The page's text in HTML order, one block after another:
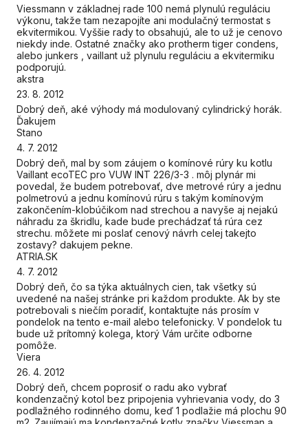
Viessmann v základnej rade 100 nemá plynulú reguláciu
výkonu, takže tam nezapojíte ani modulačný termostat s
ekvitermikou. Vyššie rady to obsahujú, ale to už je cenovo
niekdy inde. Ostatné značky ako protherm tiger condens,
alebo junkers , vaillant už plynulu reguláciu a ekvitermiku
podporujú.
akstra
23. 8. 2012
Dobrý deň, aké výhody má modulovaný cylindrický horák.
Ďakujem
Stano
4. 7. 2012
Dobrý deň, mal by som záujem o komínové rúry ku kotlu
Vaillant ecoTEC pro VUW INT 226/3-3 . môj plynár mi
povedal, že budem potrebovať, dve metrové rúry a jednu
polmetrovú a jednu komínovú rúru s takým komínovým
zakončením-klobúčikom nad strechou a navyše aj nejakú
náhradu za škridlu, kade bude prechádzať tá rúra cez
strechu. môžete mi poslať cenový návrh celej takejto
zostavy? dakujem pekne.
ATRIA.SK
4. 7. 2012
Dobrý deň, čo sa týka aktuálnych cien, tak všetky sú
uvedené na našej stránke pri každom produkte. Ak by ste
potrebovali s niečím poradiť, kontaktujte nás prosím v
pondelok na tento e-mail alebo telefonicky. V pondelok tu
bude už prítomný kolega, ktorý Vám určite odborne
pomôže.
Viera
26. 4. 2012
Dobrý deň, chcem poprosiť o radu ako vybrať
kondenzačný kotol bez pripojenia vyhrievania vody, do 3
podlažného rodinného domu, keď 1 podlažie má plochu 90